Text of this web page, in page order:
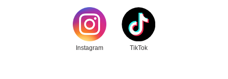
Instagram
別ウィンドウリンク
TikTok
別ウィンドウリンク